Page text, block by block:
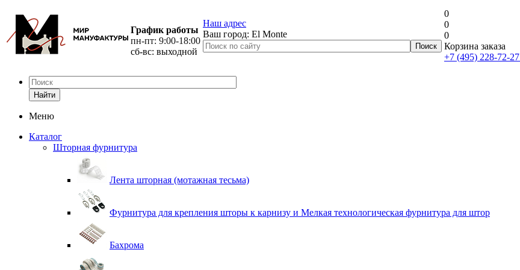
График работы
пн-пт: 9:00-18:00
сб-вс: выходной
Наш адрес
Ваш город: El Monte
0
0
0
Корзина заказа
+7 (495) 228-72-27
Найти
Меню
Каталог
Шторная фурнитура
Лента шторная (мотажная тесьма)
Фурнитура для крепления шторы к карнизу и Мелкая технологическая фурнитура для штор
Бахрома